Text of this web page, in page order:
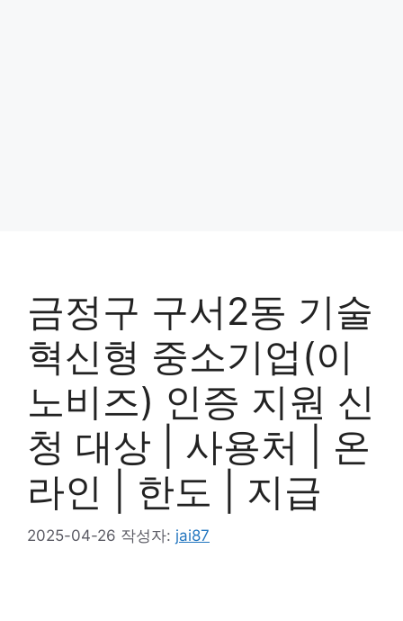
금정구 구서2동 기술
혁신형 중소기업(이
노비즈) 인증 지원 신
청 대상 | 사용처 | 온
라인 | 한도 | 지급
2025-04-26 작성자: jai87